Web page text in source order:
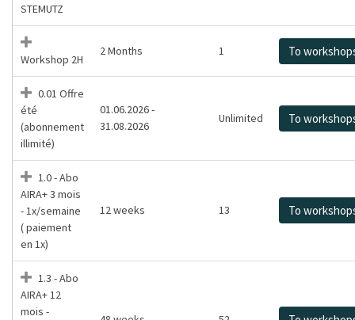
STEMUTZ
Workshop 2H
2 Months 1 To
0.01 Offre
été
(abonnement
illimité)
01.06.2026 -
31.08.2026
Unlimited To
1.0 - Abo
AIRA+ 3 mois
- 1x/semaine
( paiement
en 1x)
12 weeks 13 To
1.3 - Abo
AIRA+ 12
mois -